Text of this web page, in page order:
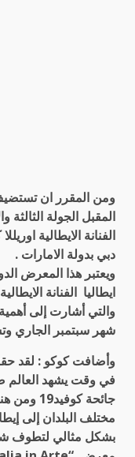
ومن المقرر ان
المقبل الجولة
الفنانة الايطالية
دبي بدولة الامارات .
ويعتبر هذا المعرض
ايطاليا الفنانة
والتي أشارت إلى
شهر سبتمبر الجاري
وأضافت كوكو : لقد
في وقت يشهد العالم
جائحة
مختلف البلدان إلى
بشكل مثالي لتطوف